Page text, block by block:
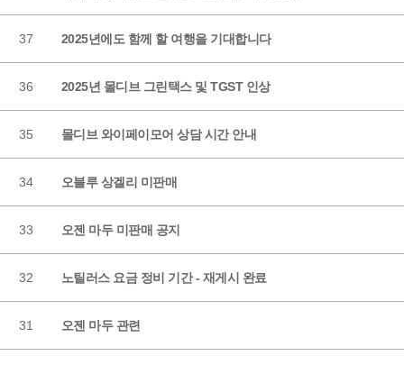
37 2025년에도 함께 할 여행을 기대합니다
36 2025년 몰디브 그린택스 및 TGST 인상
35 몰디브 와이페이모어 상담 시간 안내
34 오블루 상겔리 미판매
33 오젠 마두 미판매 공지
32 노틸러스 요금 정비 기간 - 재게시 완료
31 오젠 마두 관련